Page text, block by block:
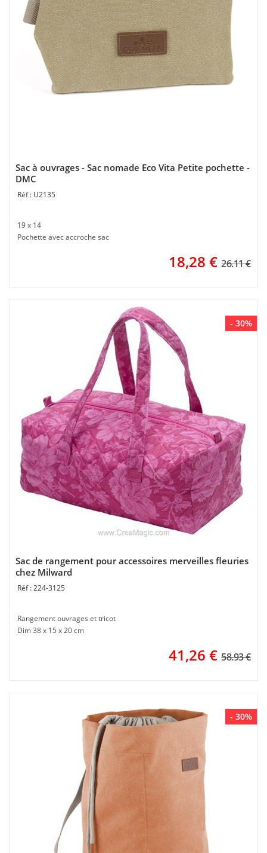
Sac à ouvrages - Sac nomade Eco Vita Petite pochette -
DMC
U2135
19 x 14
Pochette avec accroche sac
18,28 € 26.11 €
- 30%
Sac de rangement pour accessoires merveilles fleuries
chez Milward
224-3125
Rangement ouvrages et tricot
Dim 38 x 15 x 20 cm
41,26 € 58.93 €
- 30%